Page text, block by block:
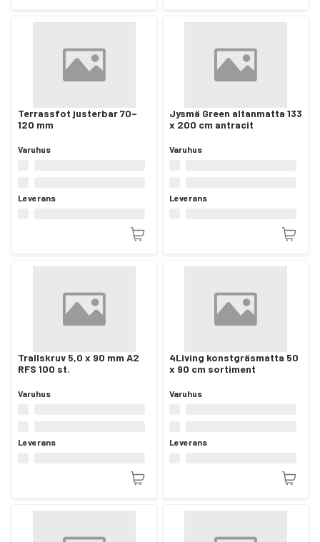
Terrassfot justerbar 70–
120 mm
Varuhus
Leverans
Jysmä Green altanmatta 133
x 200 cm antracit
Varuhus
Leverans
Trallskruv 5,0 x 90 mm A2
RFS 100 st.
Varuhus
Leverans
4Living konstgräsmatta 50
x 90 cm sortiment
Varuhus
Leverans